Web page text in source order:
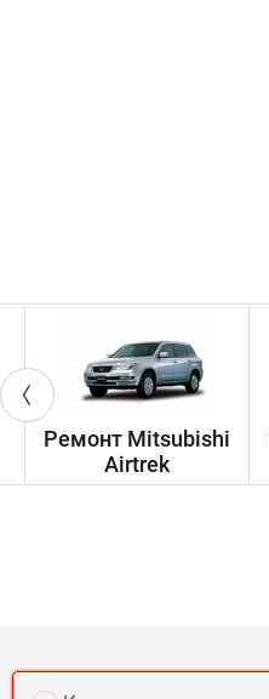
Ремонт Mitsubishi
Airtrek